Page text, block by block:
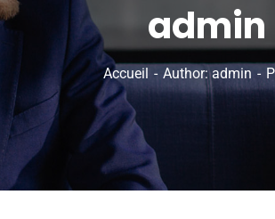
admin
Accueil Author: admin